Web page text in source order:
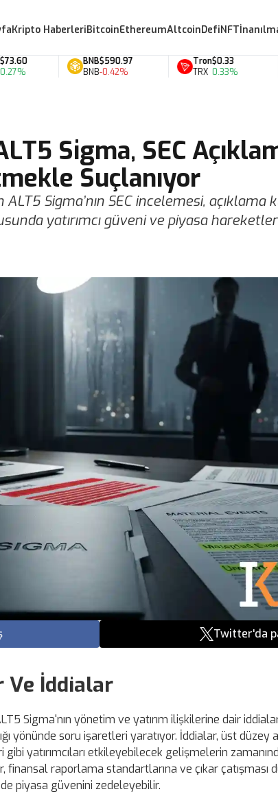
Kripto HaberleriBitcoinEthereumAltcoinDefiNFT
BNB
BNB
$590.97
-0.42%
Tron
TRX
$0.33
0.33%
Sigma, SEC
Suçlanıyor
Sigma’nın SEC incelemesi, açıklama
yatırımcı güveni ve piyasa
Twitter'da
Ve İddialar
Sigma'nın yönetim ve yatırım ilişkilerine dair
yönünde soru işaretleri yaratıyor. İddialar, üst düzey
yatırımcıları etkileyebilecek gelişmelerin
finansal raporlama standartlarına ve çıkar çatışması
piyasa güvenini zedeleyebilir.